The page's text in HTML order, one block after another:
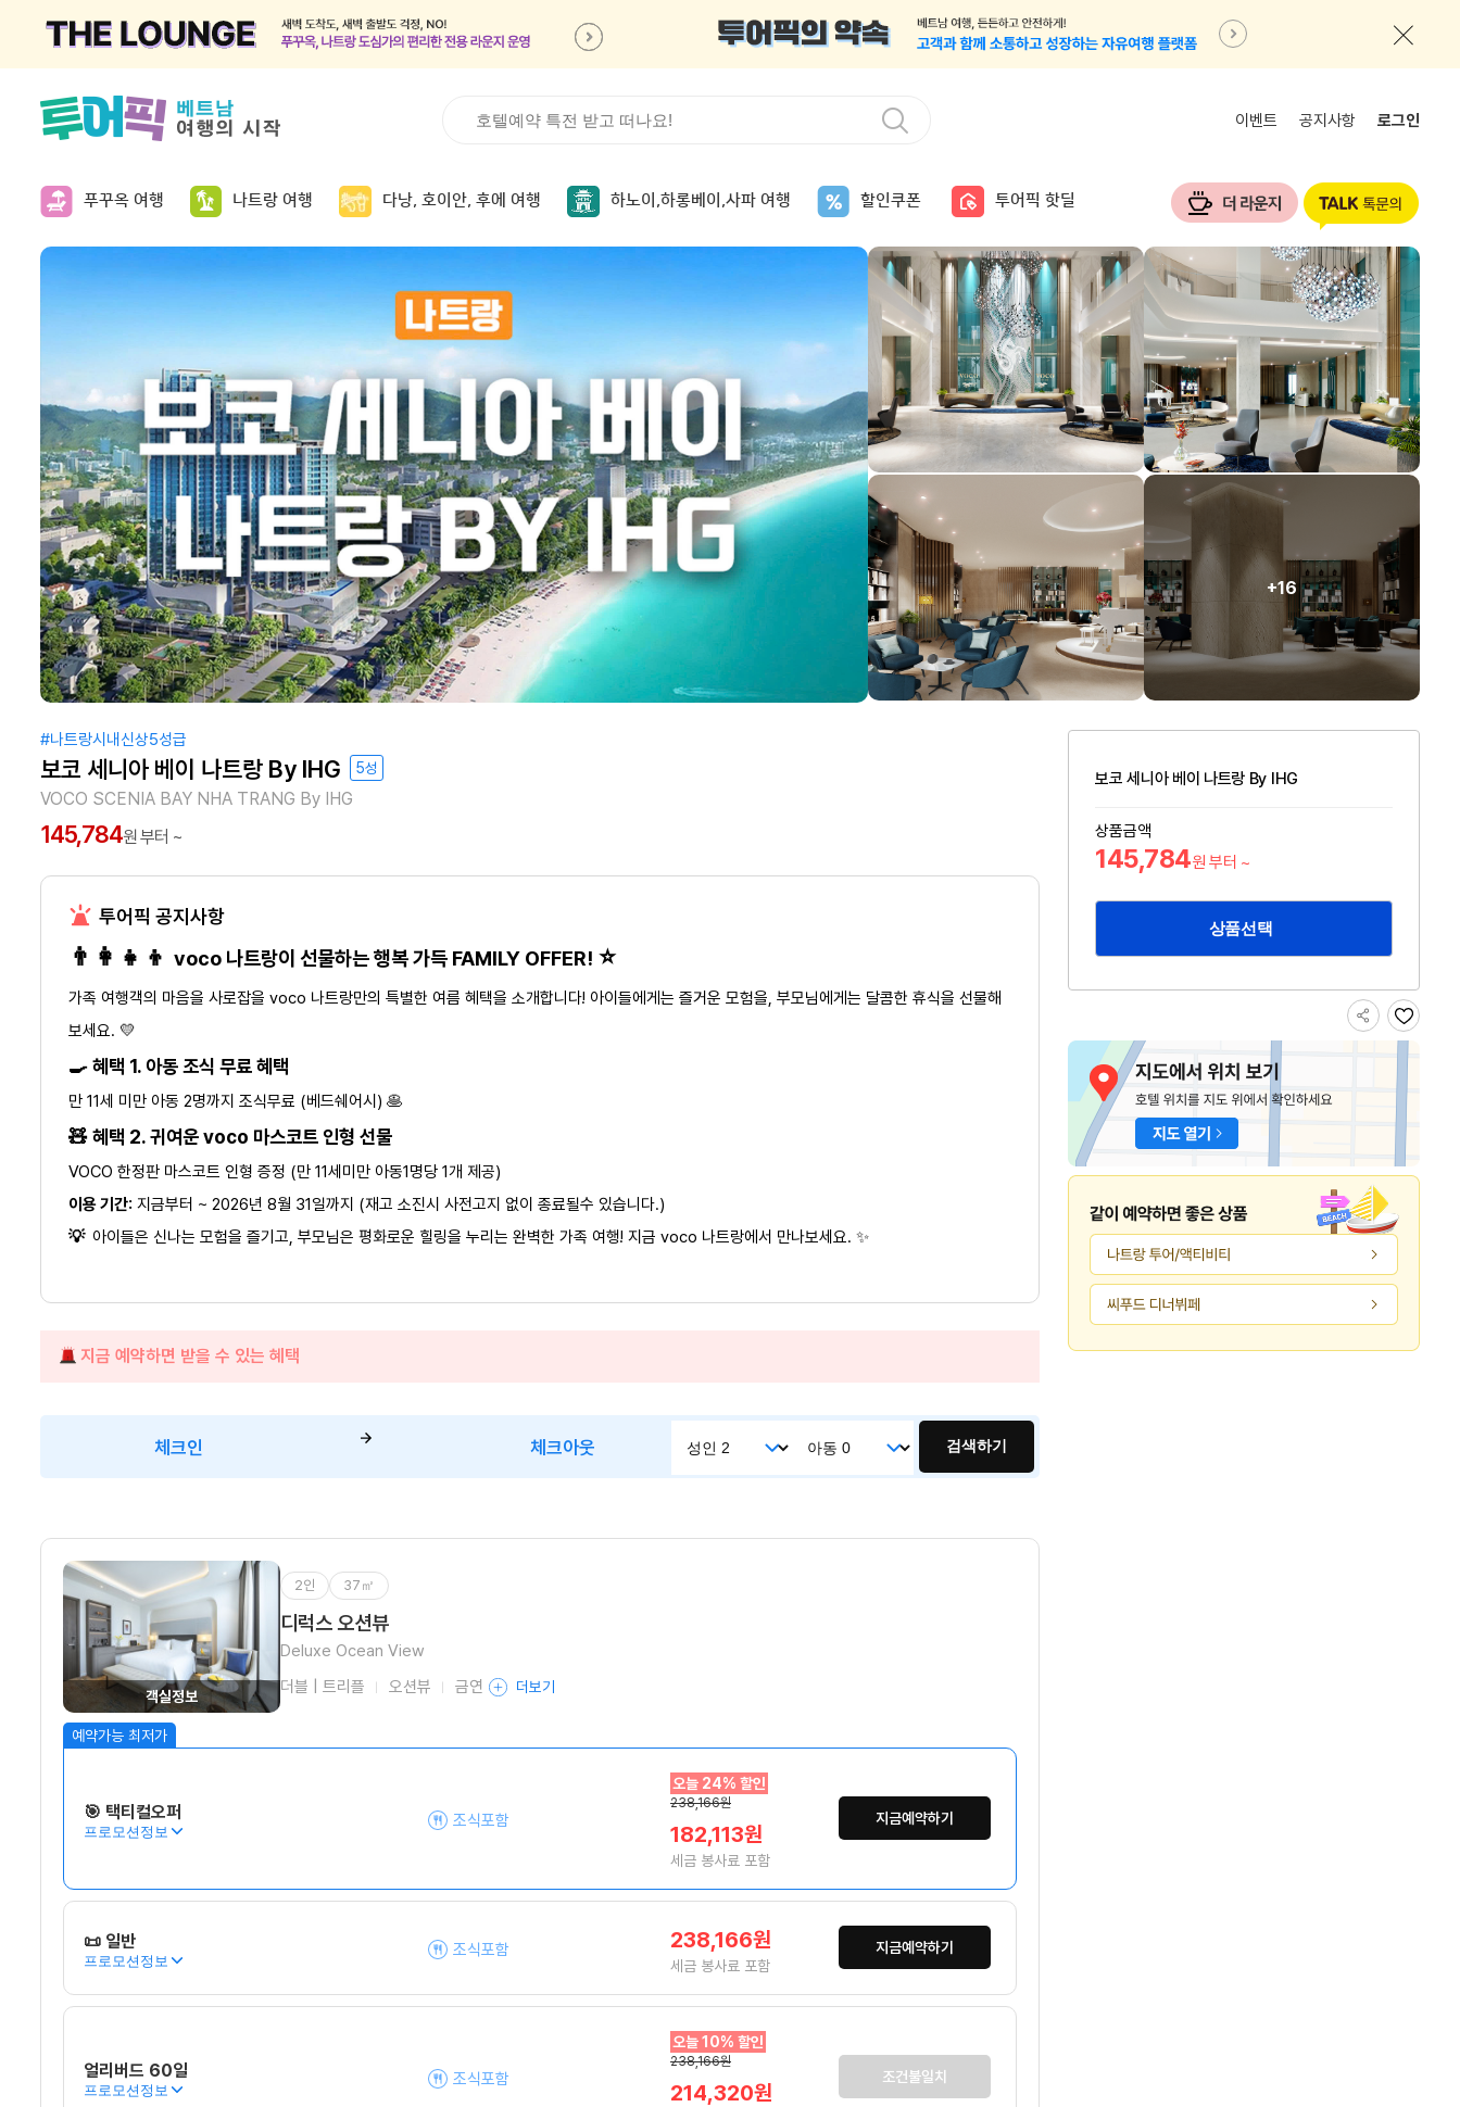
이벤트 공지사항 로그인
푸꾸옥 여행 나트랑 여행 다낭, 호이안, 후에 여행 하노이,하롱베이,사파 여행 할인쿠폰 투어픽 핫딜
+16
#나트랑시내신상5성급
보코 세니아 베이 나트랑 By IHG 5성
VOCO SCENIA BAY NHA TRANG By IHG
145,784원 부터 ~
투어픽 공지사항
👨‍👩‍👧‍👦 voco 나트랑이 선물하는 행복 가득 FAMILY OFFER! ⭐
가족 여행객의 마음을 사로잡을 voco 나트랑만의 특별한 여름 혜택을 소개합니다! 아이들에게는 즐거운 모험을, 부모님에게는 달콤한 휴식을 선물해
보세요. 💛
🍳 혜택 1. 아동 조식 무료 혜택
만 11세 미만 아동 2명까지 조식무료 (베드쉐어시) 🥞
🧸 혜택 2. 귀여운 voco 마스코트 인형 선물
VOCO 한정판 마스코트 인형 증정 (만 11세미만 아동1명당 1개 제공)
이용 기간: 지금부터 ~ 2026년 8월 31일까지 (재고 소진시 사전고지 없이 종료될수 있습니다.)
💡 아이들은 신나는 모험을 즐기고, 부모님은 평화로운 힐링을 누리는 완벽한 가족 여행! 지금 voco 나트랑에서 만나보세요. ✨
지금 예약하면 받을 수 있는 혜택
체크인 체크아웃 검색하기
객실정보
2인 37㎡
디럭스 오션뷰
Deluxe Ocean View
더블 | 트리플
오션뷰 금연 더보기
🎯 택티컬오퍼
프로모션정보
조식포함
오늘 24% 할인
238,166원
182,113원
세금 봉사료 포함
지금예약하기
📜 일반
프로모션정보
조식포함 238,166원
세금 봉사료 포함
지금예약하기
얼리버드 60일
프로모션정보
조식포함
오늘 10% 할인
238,166원
214,320원
조건불일치
보코 세니아 베이 나트랑 By IHG
상품금액
145,784원 부터 ~
상품선택